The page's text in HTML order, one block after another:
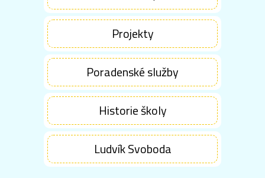
Projekty
Poradenské služby
Historie školy
Ludvík Svoboda